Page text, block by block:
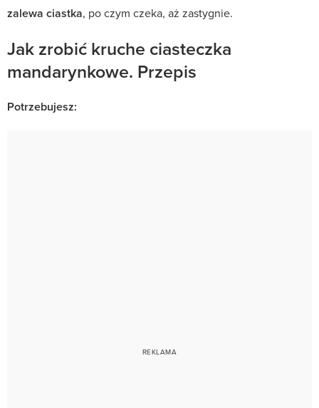
zalewa ciastka, po czym czeka, aż zastygnie.
Jak zrobić kruche ciasteczka
mandarynkowe. Przepis
Potrzebujesz: